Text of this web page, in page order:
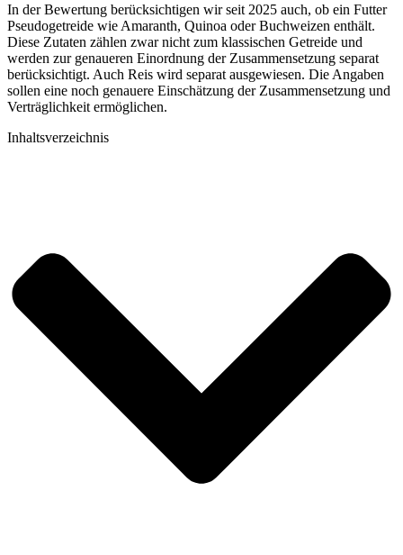
In der Bewertung berücksichtigen wir seit 2025 auch, ob ein Futter
Pseudogetreide wie Amaranth, Quinoa oder Buchweizen enthält.
Diese Zutaten zählen zwar nicht zum klassischen Getreide und
werden zur genaueren Einordnung der Zusammensetzung separat
berücksichtigt. Auch Reis wird separat ausgewiesen. Die Angaben
sollen eine noch genauere Einschätzung der Zusammensetzung und
Verträglichkeit ermöglichen.
Inhaltsverzeichnis​